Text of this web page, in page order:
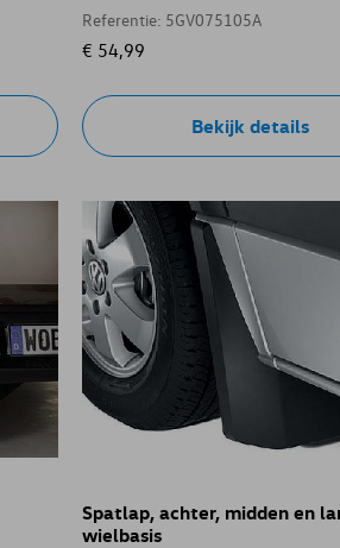
Referentie: 5GV075105A
€ 54,99
Bekijk details
Spatlap, achter, midden en
wielbasis